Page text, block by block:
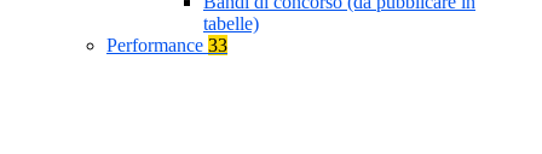
tabelle)
Performance 33